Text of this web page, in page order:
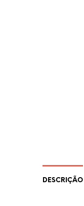
DESCRIÇÃO